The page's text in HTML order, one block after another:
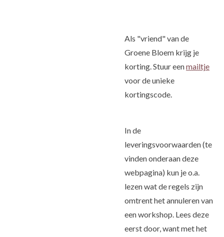
Als "vriend" van de
Groene Bloem krijg je
korting. Stuur eenmailtje
voor de unieke
kortingscode.
In de
leveringsvoorwaarden (te
vinden onderaan deze
webpagina) kun je o.a.
lezen wat de regels zijn
omtrent het annuleren van
een workshop. Lees deze
eerst door, want met het